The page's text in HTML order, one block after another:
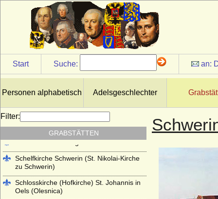
Start Suche: an:
Personen alphabetisch Adelsgeschlechter
Filter:
GRABSTÄTTEN
Kloster Lehnin
Lambertikirche in Aurich
Marienkirche Hanau (ehemals Reformierte
Kirche Hanau)
Martinskirche Kassel
Mausoleum im Schlosspark
(Offenbach a.M.)
Mausoleum Stadthagen
Parkfriedhof Meiningen
Schelfkirche Schwerin (St. Nikolai-Kirche
zu Schwerin)
Schlosskirche (Hofkirche) St. Johannis in
Oels (Olesnica)